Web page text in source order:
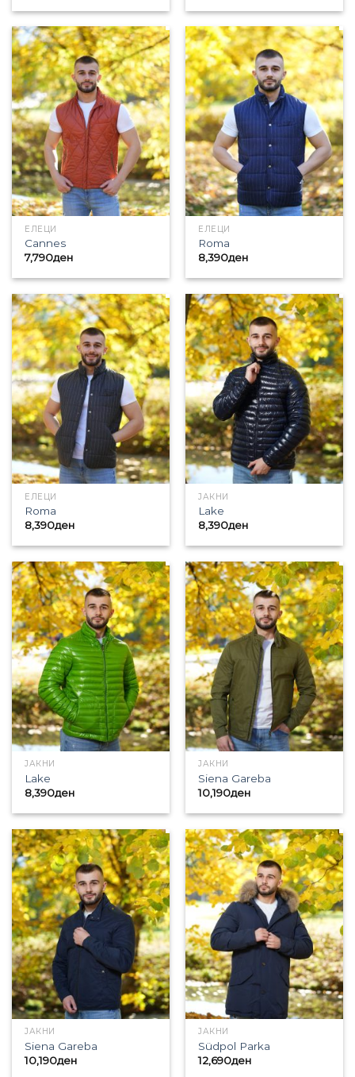
ЕЛЕЦИ
Cannes
7,790ден
ЕЛЕЦИ
Roma
8,390ден
ЕЛЕЦИ
Roma
8,390ден
ЈАКНИ
Lake
8,390ден
ЈАКНИ
Lake
8,390ден
ЈАКНИ
Siena Gareba
10,190ден
ЈАКНИ
Siena Gareba
10,190ден
ЈАКНИ
Südpol Parka
12,690ден